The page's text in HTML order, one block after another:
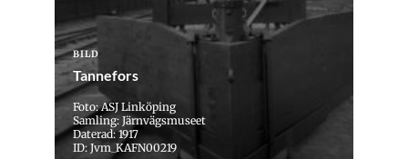
BILD
Tannefors
Foto: ASJ Linköping
Samling: Järnvägsmuseet
Daterad: 1917
ID: Jvm_KAFN00219